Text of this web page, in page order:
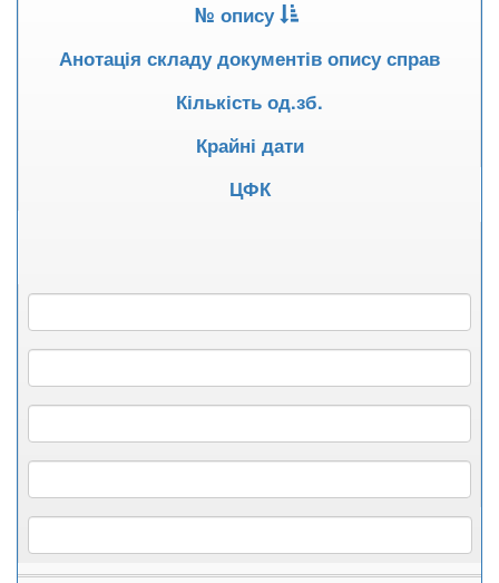
№ опису
Анотація складу документів опису справ
Кількість од.зб.
Крайні дати
ЦФК